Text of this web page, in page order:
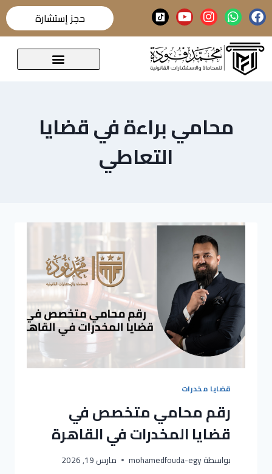
حجز إستشارة
محامي براءة في قضايا
التعاطي
قضايا مخدرات
رقم محامي متخصص في
قضايا المخدرات في القاهرة
بواسطةmohamedfouda-egy مارس 19, 2026